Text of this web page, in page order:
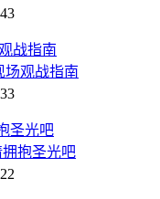
场观战指南
抱圣光吧